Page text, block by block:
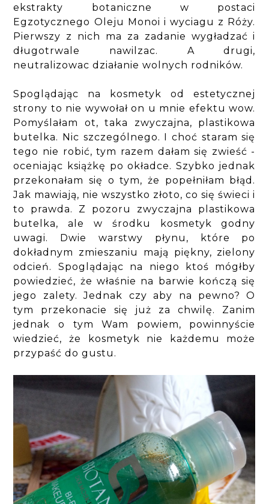
ekstrakty botaniczne w postaci
Egzotycznego Oleju Monoi i wyciagu z Róży.
Pierwszy z nich ma za zadanie wygładzać i
długotrwale nawilzac. A drugi,
neutralizowac działanie wolnych rodników.
Spoglądając na kosmetyk od estetycznej
strony to nie wywołał on u mnie efektu wow.
Pomyślałam ot, taka zwyczajna, plastikowa
butelka. Nic szczególnego. I choć staram się
tego nie robić, tym razem dałam się zwieść -
oceniając książkę po okładce. Szybko jednak
przekonałam się o tym, że popełniłam błąd.
Jak mawiają, nie wszystko złoto, co się świeci i
to prawda. Z pozoru zwyczajna plastikowa
butelka, ale w środku kosmetyk godny
uwagi. Dwie warstwy płynu, które po
dokładnym zmieszaniu mają piękny, zielony
odcień. Spoglądając na niego ktoś mógłby
powiedzieć, że właśnie na barwie kończą się
jego zalety. Jednak czy aby na pewno? O
tym przekonacie się już za chwilę. Zanim
jednak o tym Wam powiem, powinnyście
wiedzieć, że kosmetyk nie każdemu może
przypaść do gustu.